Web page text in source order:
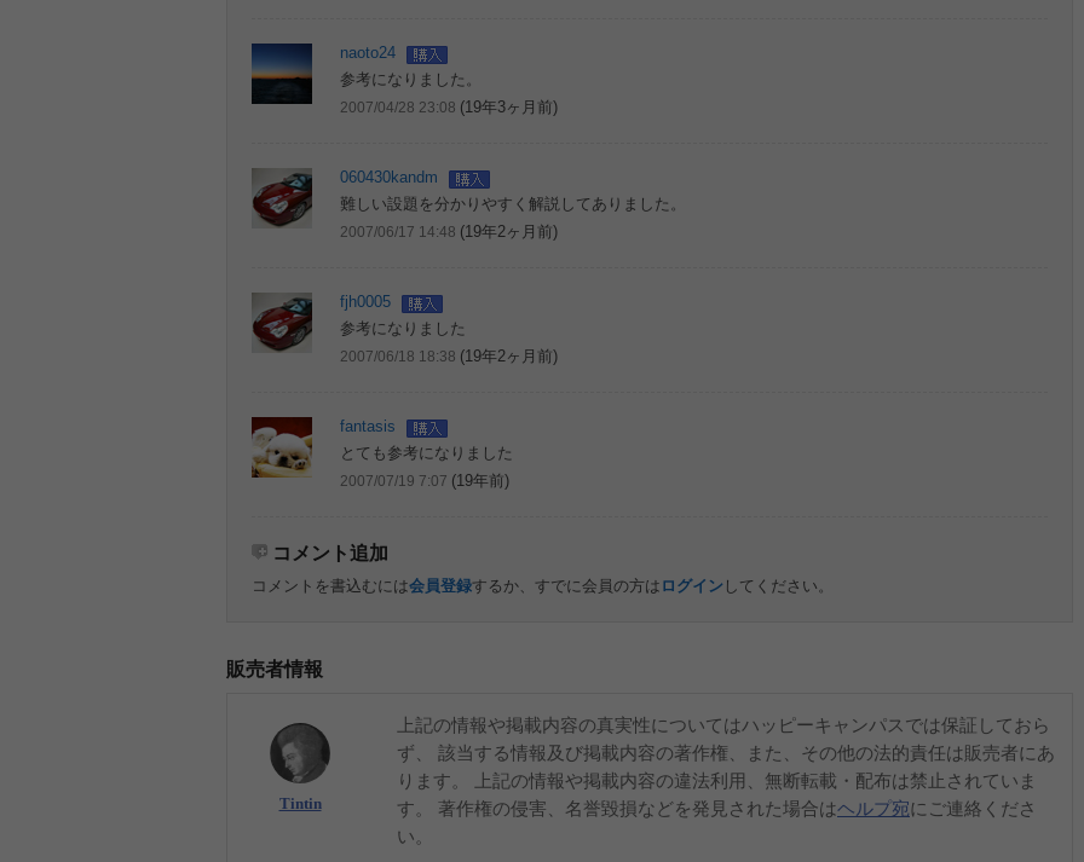
naoto24
参考になりました。
2007/04/28 23:08 (19年3ヶ月前)
060430kandm
難しい設題を分かりやすく解説してありました。
2007/06/17 14:48 (19年2ヶ月前)
fjh0005
参考になりました
2007/06/18 18:38 (19年2ヶ月前)
fantasis
とても参考になりました
2007/07/19 7:07 (19年前)
コメント追加
コメントを書込むには会員登録するか、すでに会員の方は ログイン してください。
販売者情報
Tintin
上記の情報や掲載内容の真実性についてはハッピーキャンパスでは保証しておら
ず、 該当する情報及び掲載内容の著作権、また、その他の法的責任は販売者にあ
ります。 上記の情報や掲載内容の違法利用、無断転載・配布は禁止されていま
す。 著作権の侵害、名誉毀損などを発見された場合はヘルプ宛にご連絡くださ
い。